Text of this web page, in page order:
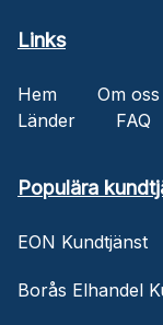
Links
Hem Om oss
Länder
FAQ
Populära
EON Kundtjänst
Borås Elhandel